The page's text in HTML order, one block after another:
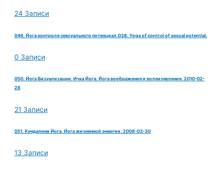
24 Записи
046. Йога контроля сексуального потенциал.038. Yoga of control of sexual potential.
0 Записи
050. Йога Визуализации. Ичха Йога. Йога воображения и волеизявления. 2010-02-
28
21 Записи
051. Кундалини Йога. Йога жизненной энергии. 2008-03-30
13 Записи